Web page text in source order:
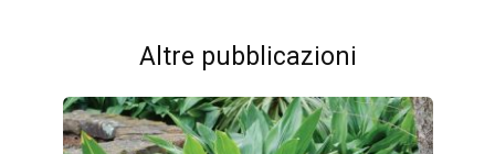
Altre pubblicazioni